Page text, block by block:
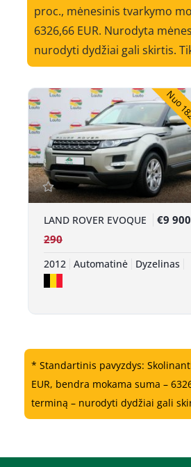
proc., mėnesinis tvarkymo
6326,66 EUR. Nurodyta
nurodyti dydžiai gali skirtis.
Nuo
LAND ROVER EVOQUE €9 900
290
2012 Automatinė Dyzelinas
* Standartinis pavyzdys:
EUR, bendra mokama suma –
terminą – nurodyti dydžiai gali